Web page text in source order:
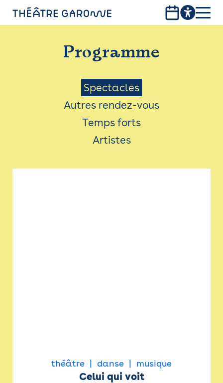
PROGRAMME
INFOS PRATIQUES
AVEC LES PUBLICS
ACCESSIBILITÉ
LES PRODUCTIONS
Programme
Menu
Saison
Spectacles
Autres rendez-vous
Temps forts
Artistes
théâtre danse musique
Celui qui voit